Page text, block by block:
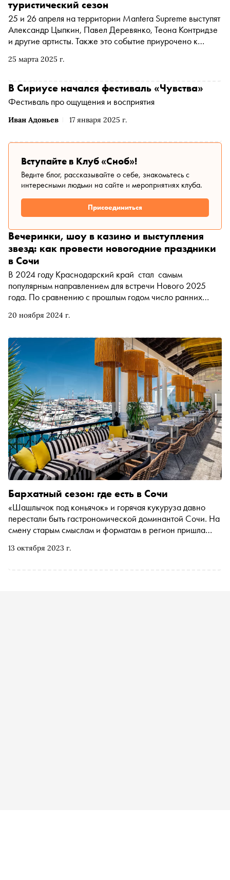
25 марта 2025 г.
туристический сезон
25 и 26 апреля на территории Mantera Supreme выступят
Александр Цыпкин, Павел Деревянко, Теона Контридзе
и другие артисты. Также это событие приурочено к
«Чувства», который объединил более 10 000 участников
Иван Адоньев 17 января 2025 г.
В Сириусе начался фестиваль «Чувства»
Фестиваль про ощущения и восприятия
Вступайте в Клуб «Сноб»!
Ведите блог, рассказывайте о себе, знакомьтесь с
интересными людьми на сайте и мероприятиях клуба.
Присоединиться
20 ноября 2024 г.
Вечеринки, шоу в казино и выступления
звезд: как провести новогодние праздники
в Сочи
В 2024 году Краснодарский край стал самым
популярным направлением для встречи Нового 2025
года. По сравнению с прошлым годом число ранних
спросом среди туристов пользуется Сочи. Как отметить
материале «Сноба»
13 октября 2023 г.
Бархатный сезон: где есть в Сочи
«Шашлычок под коньячок» и горячая кукуруза давно
перестали быть гастрономической доминантой Сочи. На
смену старым смыслам и форматам в регион пришла
южному сосредоточенный сервис. Для тех, кто